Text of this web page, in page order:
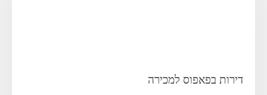
דירות בפאפוס למכירה